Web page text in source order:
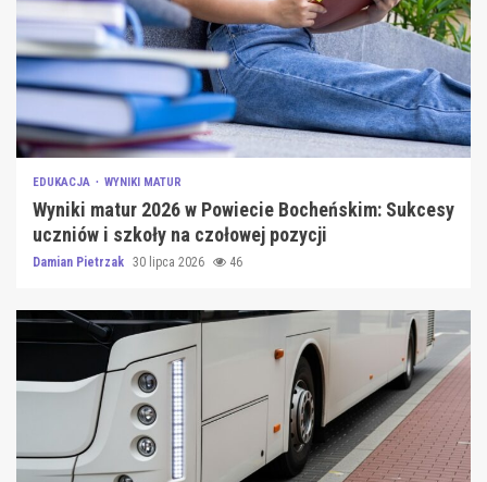
EDUKACJA WYNIKI MATUR
Wyniki matur 2026 w Powiecie Bocheńskim: Sukcesy
uczniów i szkoły na czołowej pozycji
Damian Pietrzak 30 lipca 2026 46